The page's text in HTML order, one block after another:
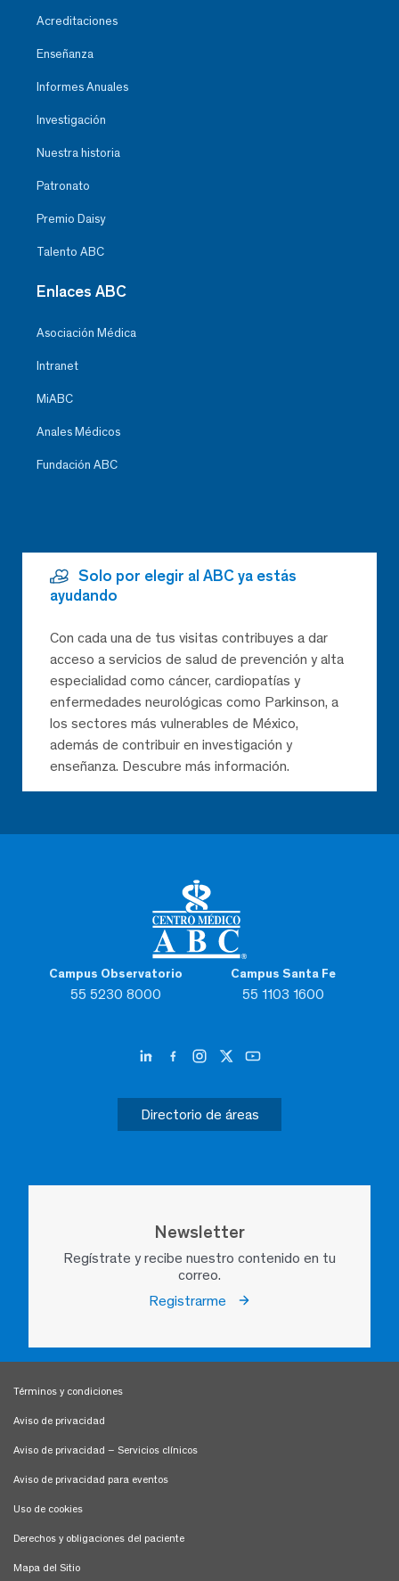
Campus Observatorio
55 5230 8000
Campus Santa Fe
55 1103 1600
Directorio de áreas
Newsletter
Regístrate y recibe nuestro contenido en tu
correo.
Registrarme
Acreditaciones
Enseñanza
Informes Anuales
Investigación
Nuestra historia
Patronato
Premio Daisy
Talento ABC
Enlaces ABC
Asociación Médica
Intranet
MiABC
Anales Médicos
Fundación ABC
Solo por elegir al ABC ya estás
ayudando
Con cada una de tus visitas contribuyes a dar
acceso a servicios de salud de prevención y alta
especialidad como cáncer, cardiopatías y
enfermedades neurológicas como Parkinson, a
los sectores más vulnerables de México,
además de contribuir en investigación y
enseñanza. Descubre más información.
Términos y condiciones
Aviso de privacidad
Aviso de privacidad – Servicios clínicos
Aviso de privacidad para eventos
Uso de cookies
Derechos y obligaciones del paciente
Mapa del Sitio